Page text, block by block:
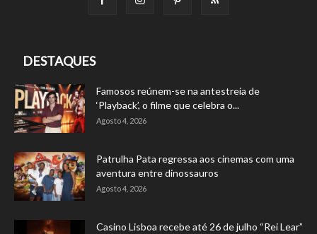
DESTAQUES
Famosos reúnem-se na antestreia de
‘Playback’, o filme que celebra o...
Agosto 4, 2026
Patrulha Pata regressa aos cinemas com uma
aventura entre dinossauros
Agosto 4, 2026
Casino Lisboa recebe até 26 de julho “Rei Lear”